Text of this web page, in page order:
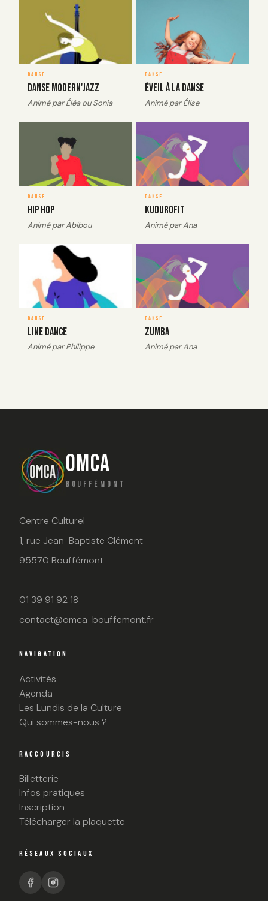
image_couverture
Image
DANSE
Danse modern'Jazz
Animé par Éléa ou Sonia
DANSE
Éveil à la danse
Animé par Élise
DANSE
Hip Hop
Animé par Abibou
image_couverture
Image
DANSE
Kudurofit
Animé par Ana
image_couverture
Image
DANSE
Line Dance
Animé par Philippe
image_couverture
Image
DANSE
Zumba
Animé par Ana
OMCA
BOUFFÉMONT
Centre Culturel
1, rue Jean-Baptiste Clément
95570 Bouffémont
01 39 91 92 18
contact@omca-bouffemont.fr
NAVIGATION
Activités
Agenda
Les Lundis de la Culture
Qui sommes-nous ?
RACCOURCIS
Billetterie
Infos pratiques
Inscription
Télécharger la plaquette
RÉSEAUX SOCIAUX